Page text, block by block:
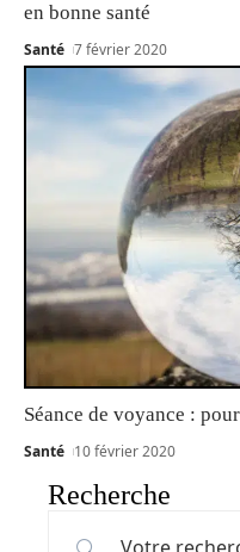
en bonne santé
Santé 7 février 2020
Séance de voyance :
Santé 10 février 2020
Recherche